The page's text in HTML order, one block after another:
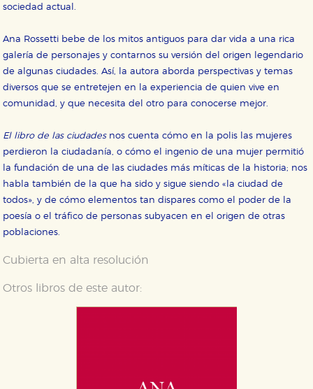
sociedad actual.
Ana Rossetti bebe de los mitos antiguos para dar vida a una rica
galería de personajes y contarnos su versión del origen legendario
de algunas ciudades. Así, la autora aborda perspectivas y temas
diversos que se entretejen en la experiencia de quien vive en
comunidad, y que necesita del otro para conocerse mejor.
El libro de las ciudades nos cuenta cómo en la polis las mujeres
perdieron la ciudadanía, o cómo el ingenio de una mujer permitió
la fundación de una de las ciudades más míticas de la historia; nos
habla también de la que ha sido y sigue siendo «la ciudad de
todos», y de cómo elementos tan dispares como el poder de la
poesía o el tráfico de personas subyacen en el origen de otras
poblaciones.
Cubierta en alta resolución
Otros libros de este autor:
Cookies necesarias
Estas cookies son necesarias para que nuestro sitio
nuestro sistema. Es posible hacerlo desde el
áreas de nuestra web dejen de funcionar
Cookies de rendimiento y analíticas